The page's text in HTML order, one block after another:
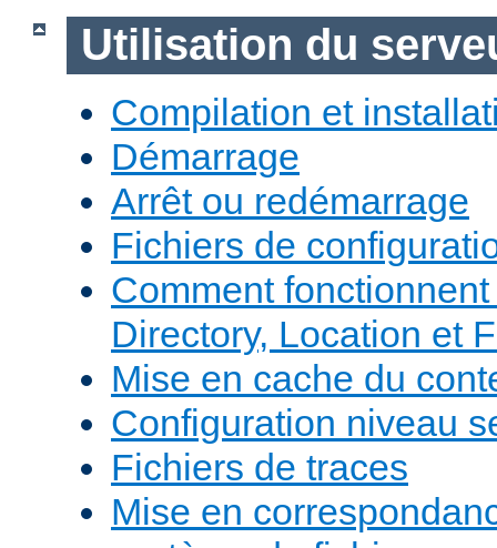
Utilisation du
Compilation et
Démarrage
Arrêt ou redémarrage
Fichiers de
Comment
Directory, Location et
Mise en cache du
Configuration niveau
Fichiers de traces
Mise en